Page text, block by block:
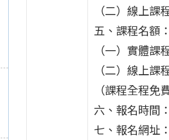
（二）線上
五、課程名額：
（一）實體課
（二）線上課
（課程全程免費
六、報名時間
七、報名網址：